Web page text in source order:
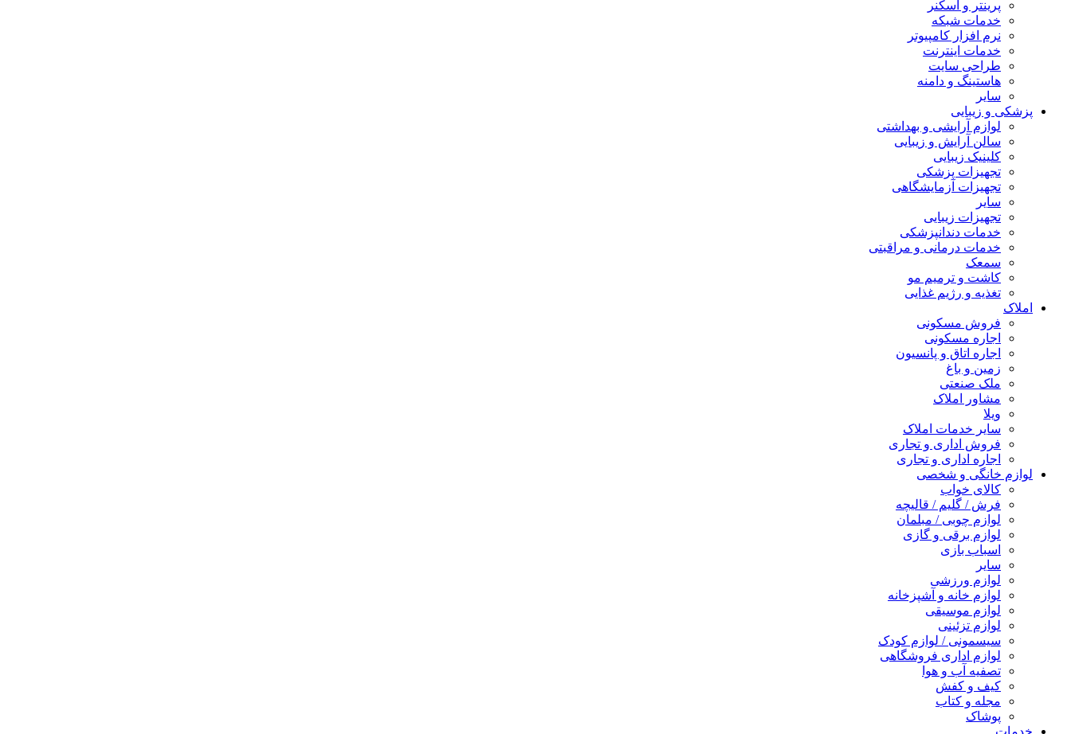
پرینتر و اسکنر
خدمات شبکه
نرم افزار کامپیوتر
خدمات اینترنت
طراحی سایت
هاستینگ و دامنه
سایر
پزشکی و زیبایی
لوازم آرایشی و بهداشتی
سالن آرایش و زیبایی
کلینیک زیبایی
تجهیزات پزشکی
تجهیزات آزمایشگاهی
سایر
تجهیزات زیبایی
خدمات دندانپزشکی
خدمات درمانی و مراقبتی
سمعک
کاشت و ترمیم مو
تغذیه و رژیم غذایی
املاک
فروش مسکونی
اجاره مسکونی
اجاره اتاق و پانسیون
زمین و باغ
ملک صنعتی
مشاور املاک
ویلا
سایر خدمات املاک
فروش اداری و تجاری
اجاره اداری و تجاری
لوازم خانگی و شخصی
کالای خواب
فرش / گلیم / قالیچه
لوازم چوبی / مبلمان
لوازم برقی و گازی
اسباب بازی
سایر
لوازم ورزشی
لوازم خانه و آشپزخانه
لوازم موسیقی
لوازم تزئینی
سیسمونی / لوازم کودک
لوازم اداری فروشگاهی
تصفیه آب و هوا
کیف و کفش
مجله و کتاب
پوشاک